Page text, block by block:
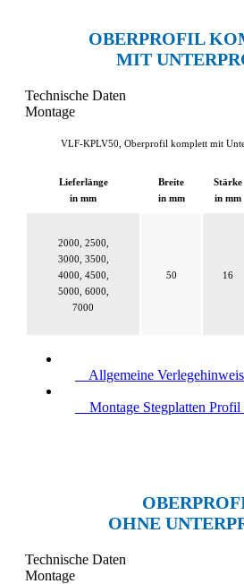
OBERPROFIL
MIT
Technische Daten
Montage
VLF-KPLV50, Oberprofil komplett mit
Lieferlänge
in mm
Breite
in mm
Stärke
in mm
2000, 2500,
3000, 3500,
4000, 4500,
5000, 6000,
7000
50 16
Allgemeine
Montage Stegplatten
OHNE
Technische Daten
Montage